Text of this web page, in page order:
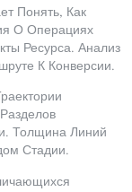
Понять, Как
О Операциях
Ресурса. Анализ
К Конверсии.
Толщина Линий
Стадии.